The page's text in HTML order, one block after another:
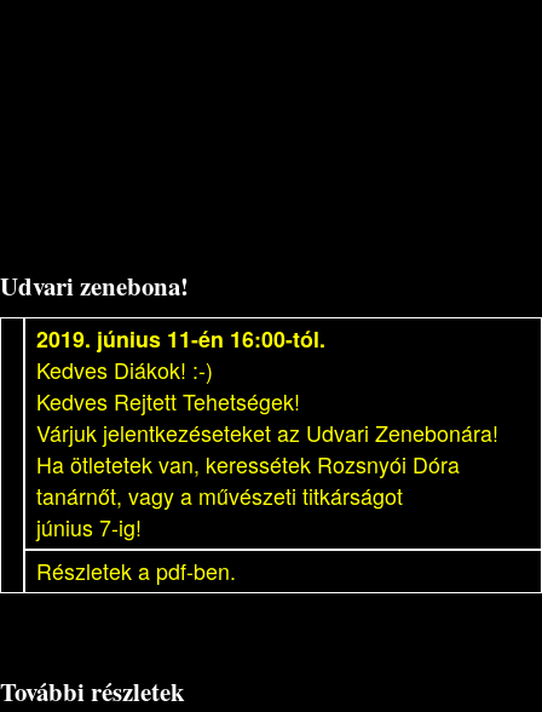
Udvari zenebona!
2019. június 11-én 16:00-tól.
Kedves Diákok! :-)
Kedves Rejtett Tehetségek!
Várjuk jelentkezéseteket az Udvari Zenebonára!
Ha ötletetek van, keressétek Rozsnyói Dóra
tanárnőt, vagy a művészeti titkárságot
június 7-ig!
Részletek a pdf-ben.
További részletek